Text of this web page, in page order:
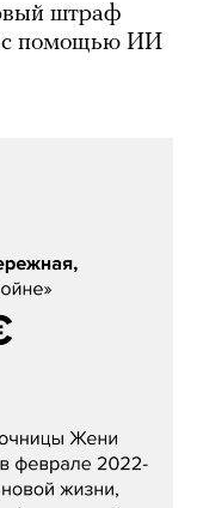
штраф
с помощью ИИ
о войне»